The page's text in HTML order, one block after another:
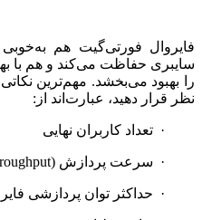
فایروال فورتی‌گیت هم
سایبری حفاظت می‌کند و هم با
را بهبود می‌بخشد. مهم‌ترین نکاتی
نظر قرار دهید، عبارت‌اند از:
· تعداد کاربران نهایی
· سرعت پردازش (
· حداکثر توان پردازشی